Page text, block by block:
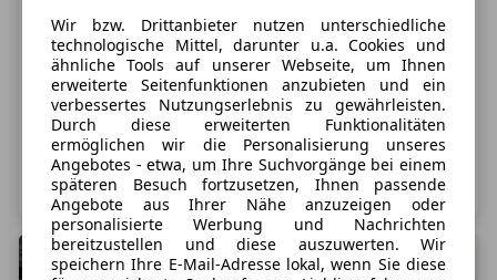
Kompakter mit Erdgas-Antrieb: Der
neue SEAT Leon 1.5 TGI
Ob als Fünftürer mit Schrägheck oder als ebenso
funktionaler wie sportlicher Kombi: Der Leon ist
gewissermaßen die „Allzweckwaffe“ von Seat in der
automobilen Kompaktklasse. Neben viel
sprichwörtlicher spanischer Emotion zeichnet sich der
Seat Leon durch sein gelungenes Gesamtkonzept aus,
zumal auch
Weiterlesen
Wir bzw. Drittanbieter nutzen unterschiedliche
technologische Mittel, darunter u.a. Cookies und
ähnliche Tools auf unserer Webseite, um Ihnen
erweiterte Seitenfunktionen anzubieten und ein
verbessertes Nutzungserlebnis zu gewährleisten.
Durch diese erweiterten Funktionalitäten
ermöglichen wir die Personalisierung unseres
Angebotes - etwa, um Ihre Suchvorgänge bei einem
späteren Besuch fortzusetzen, Ihnen passende
Angebote aus Ihrer Nähe anzuzeigen oder
personalisierte Werbung und Nachrichten
bereitzustellen und diese auszuwerten. Wir
speichern Ihre E-Mail-Adresse lokal, wenn Sie diese